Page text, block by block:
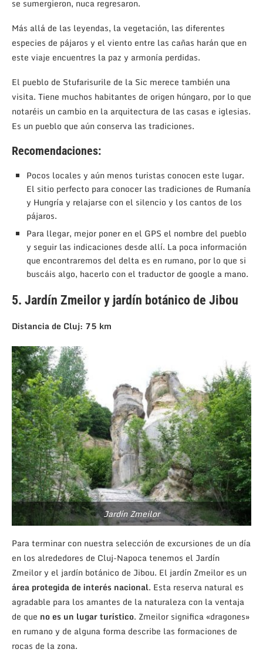
se sumergieron, nuca regresaron.
Más allá de las leyendas, la vegetación, las diferentes
especies de pájaros y el viento entre las cañas harán que en
este viaje encuentres la paz y armonía perdidas.
El pueblo de Stufarisurile de la Sic merece también una
visita. Tiene muchos habitantes de origen húngaro, por lo que
notaréis un cambio en la arquitectura de las casas e iglesias.
Es un pueblo que aún conserva las tradiciones.
Recomendaciones:
Pocos locales y aún menos turistas conocen este lugar.
El sitio perfecto para conocer las tradiciones de Rumanía
y Hungría y relajarse con el silencio y los cantos de los
pájaros.
Para llegar, mejor poner en el GPS el nombre del pueblo
y seguir las indicaciones desde allí. La poca información
que encontraremos del delta es en rumano, por lo que si
buscáis algo, hacerlo con el traductor de google a mano.
5. Jardín Zmeilor y jardín botánico de Jibou
Distancia de Cluj: 75 km
Jardín Zmeilor
Para terminar con nuestra selección de excursiones de un día
en los alrededores de Cluj-Napoca tenemos el Jardín
Zmeilor y el jardín botánico de Jibou. El jardín Zmeilor es un
área protegida de interés nacional. Esta reserva natural es
agradable para los amantes de la naturaleza con la ventaja
de que no es un lugar turístico. Zmeilor significa «dragones»
en rumano y de alguna forma describe las formaciones de
rocas de la zona.